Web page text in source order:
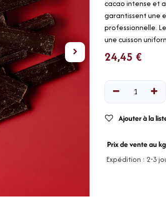
cacao intense et
garantissent une
professionnelle.
une cuisson
24,45 €
Ajouter à la
Prix de vente au kg
Expédition : 2-3